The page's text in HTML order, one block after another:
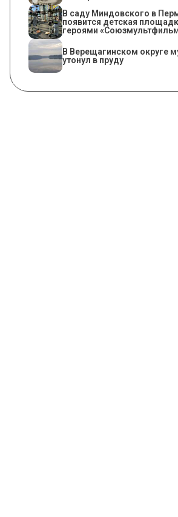
В саду Миндовского в
появится детская
героями
В Верещагинском округе
утонул в пруду